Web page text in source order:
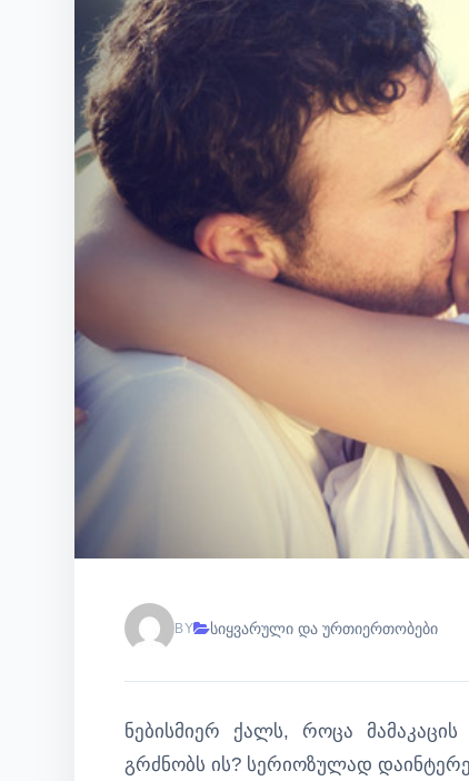
BY სიყვარული და ურთიერთობები
ნებისმიერ ქალს, როცა
გრძნობს ის? სერიოზულად